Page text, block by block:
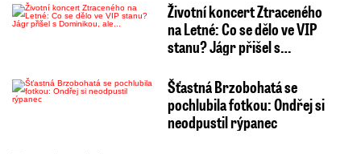
Životní koncert Ztraceného
na Letné: Co se dělo ve VIP
stanu? Jágr přišel s…
Šťastná Brzobohatá se
pochlubila fotkou: Ondřej si
neodpustil rýpanec